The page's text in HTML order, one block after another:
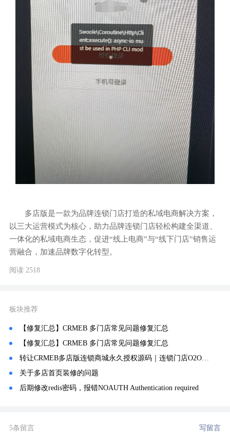
多店版是一款为品牌连锁门店打造的私域电商解决方案，
以三大运营模式为核心，助力品牌连锁门店轻松构建全渠道、
一体化的私域电商生态，促进“线上电商”与“线下门店”销售运
营融合，加速品牌数字化转型。
阅读 2518
板块推荐
【修复汇总】CRMEB 多门店常见问题修复汇总
【修复汇总】CRMEB 多门店常见问题修复汇总
转让CRMEB多店版连锁商城永久授权源码｜连锁门店O2O私域系统，全套完整无删减，可二开(真实信息：个人转让，价格可谈，希望能快）)
关于多店首页装修的问题
后期修改redis密码，报错NOAUTH Authentication required
5条留言 写留言